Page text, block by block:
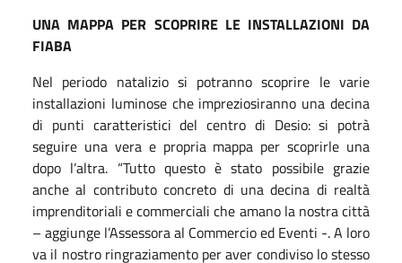
UNA MAPPA PER SCOPRIRE LE INSTALLAZIONI DA
FIABA
Nel periodo natalizio si potranno scoprire le varie
installazioni luminose che impreziosiranno una decina
di punti caratteristici del centro di Desio: si potrà
seguire una vera e propria mappa per scoprirle una
dopo l’altra. “Tutto questo è stato possibile grazie
anche al contributo concreto di una decina di realtà
imprenditoriali e commerciali che amano la nostra città
– aggiunge l’Assessora al Commercio ed Eventi -. A loro
va il nostro ringraziamento per aver condiviso lo stesso